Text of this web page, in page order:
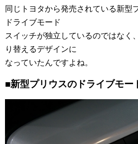
同じトヨタから発売されている新型
ドライブモード
スイッチが独立しているのではなく
り替えるデザインに
なっていたんですよね。
■新型プリウスのドライブモー